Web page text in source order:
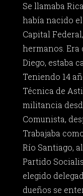
Se llamaba
había nacido
Capital
hermanos.
Diego, estaba
Teniendo 14
Técnica de
militancia
Comunista,
Trabajaba
Río Santiago,
Partido
elegido
dueños se